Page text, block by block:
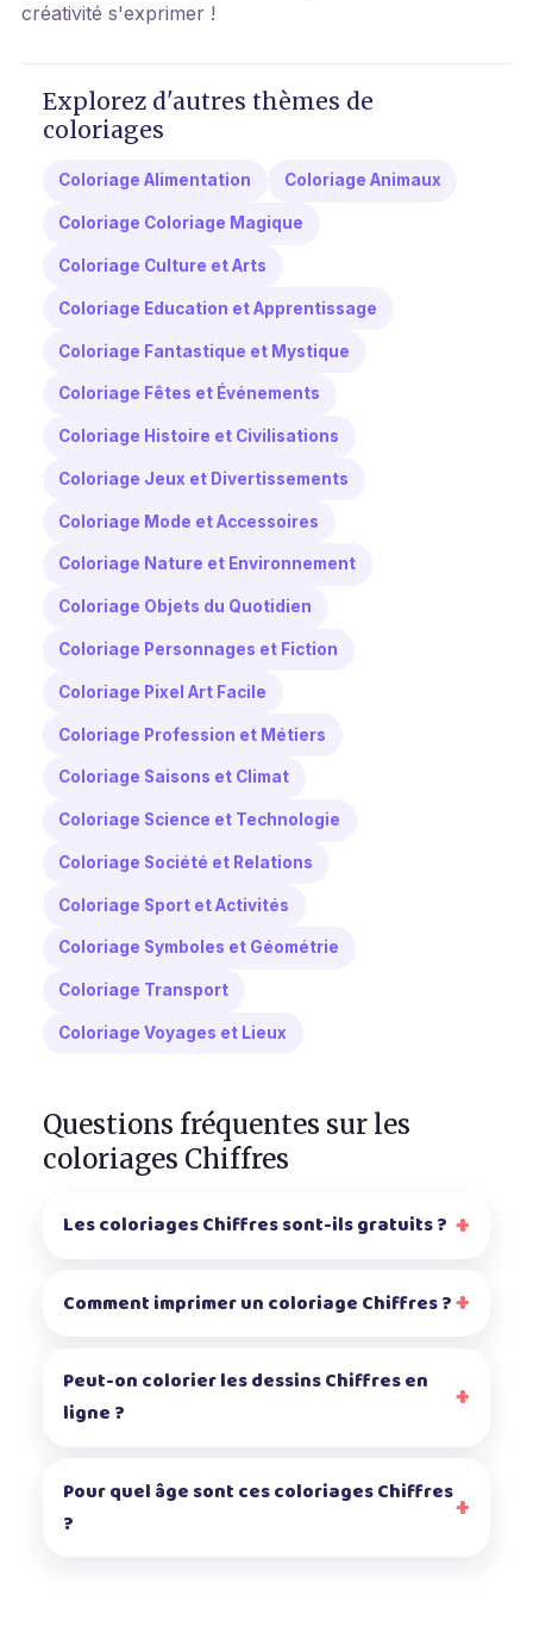
créativité s'exprimer !
Explorez d'autres thèmes de
coloriages
Coloriage Alimentation Coloriage Animaux
Coloriage Coloriage Magique
Coloriage Culture et Arts
Coloriage Education et Apprentissage
Coloriage Fantastique et Mystique
Coloriage Fêtes et Événements
Coloriage Histoire et Civilisations
Coloriage Jeux et Divertissements
Coloriage Mode et Accessoires
Coloriage Nature et Environnement
Coloriage Objets du Quotidien
Coloriage Personnages et Fiction
Coloriage Pixel Art Facile
Coloriage Profession et Métiers
Coloriage Saisons et Climat
Coloriage Science et Technologie
Coloriage Société et Relations
Coloriage Sport et Activités
Coloriage Symboles et Géométrie
Coloriage Transport
Coloriage Voyages et Lieux
Questions fréquentes sur les
coloriages Chiffres
Les coloriages Chiffres sont-ils gratuits ?
Comment imprimer un coloriage Chiffres ?
Peut-on colorier les dessins Chiffres en
ligne ?
Pour quel âge sont ces coloriages Chiffres
?